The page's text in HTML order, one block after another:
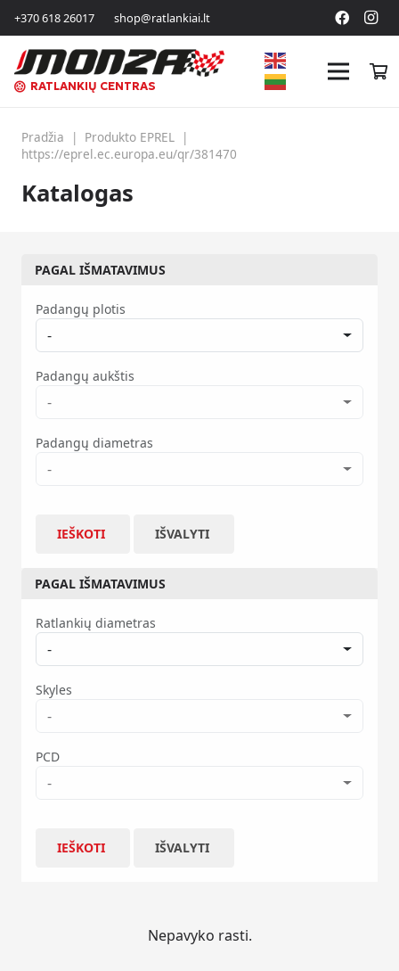
+370 618 26017 shop@ratlankiai.lt
RATLANKIŲ CENTRAS
Pradžia | Produkto EPREL |
https://eprel.ec.europa.eu/qr/381470
Katalogas
PAGAL IŠMATAVIMUS
Padangų plotis
-
Padangų aukštis
-
Padangų diametras
-
IEŠKOTI IŠVALYTI
PAGAL IŠMATAVIMUS
Ratlankių diametras
-
Skyles
-
PCD
-
IEŠKOTI IŠVALYTI
Nepavyko rasti.